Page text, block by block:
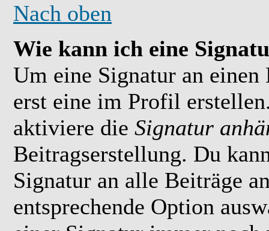
Nach oben
Wie kann ich eine
Um eine Signatur an einen
erst eine im Profil
aktiviere die Signatur
Beitragserstellung. Du
Signatur an alle Beiträge
entsprechende Option